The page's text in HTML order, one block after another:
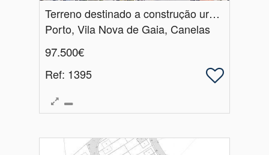
Terreno destinado a construção urbana em Canelas, Vila Nova de Gaia
Porto, Vila Nova de Gaia, Canelas
97.500€
Ref: 1395